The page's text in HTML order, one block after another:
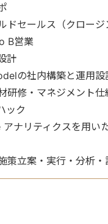
セールス（クロージ
B営業
計
の社内構築と運用設
修・マネジメント仕
ック
ナリティクスを用い
立案・実行・分析・